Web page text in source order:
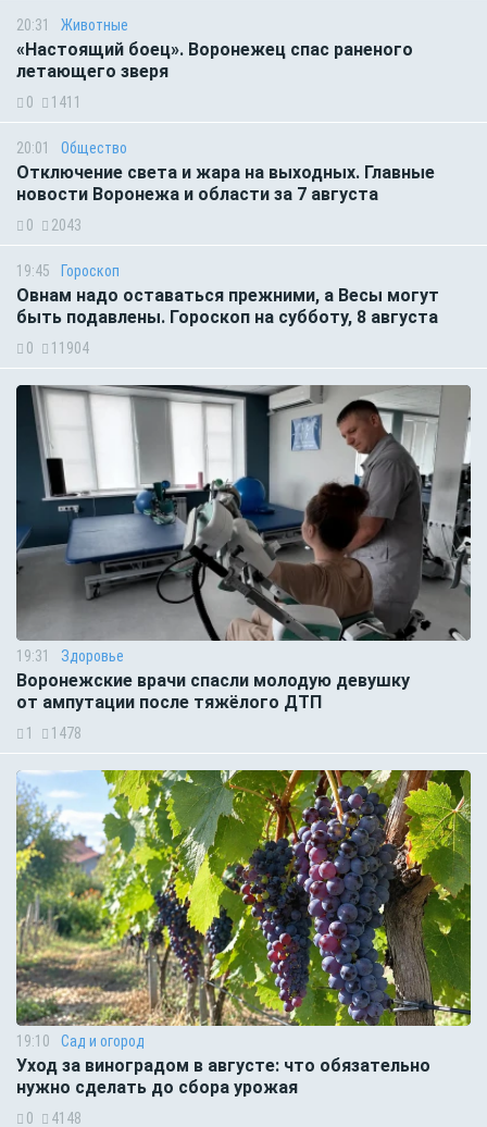
20:31 Животные
«Настоящий боец». Воронежец спас раненого
летающего зверя
0 1411
20:01 Общество
Отключение света и жара на выходных. Главные
новости Воронежа и области за 7 августа
0 2043
19:45 Гороскоп
Овнам надо оставаться прежними, а Весы могут
быть подавлены. Гороскоп на субботу, 8 августа
0 11904
19:31 Здоровье
Воронежские врачи спасли молодую девушку
от ампутации после тяжёлого ДТП
1 1478
19:10 Сад и огород
Уход за виноградом в августе: что обязательно
нужно сделать до сбора урожая
0 4148